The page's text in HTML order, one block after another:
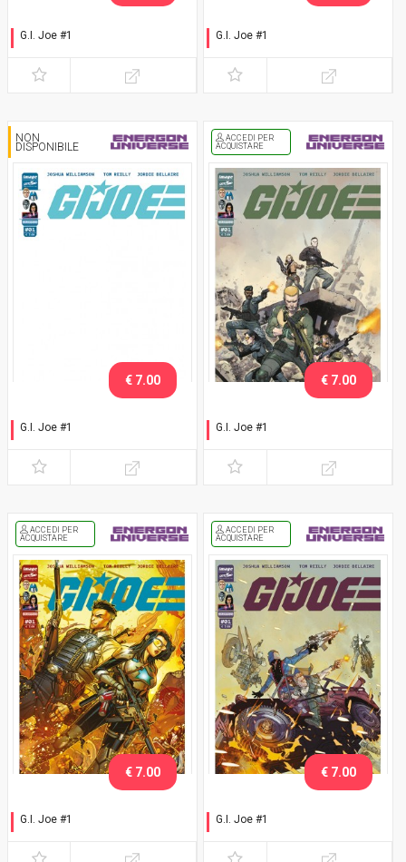
G.I. Joe #1
Joe
G.I. Joe #1
Cobra
NON
DISPONIBILE
G.I. Joe #1
€ 7.00
ACCEDI PER
ACQUISTARE
G.I. Joe #1
Modena 2025
€ 7.00
ACCEDI PER
ACQUISTARE
G.I. Joe #1
€ 7.00
ACCEDI PER
ACQUISTARE
G.I. Joe #1
€ 7.00